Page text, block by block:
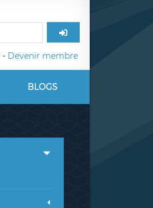
- Devenir membre
BLOGS